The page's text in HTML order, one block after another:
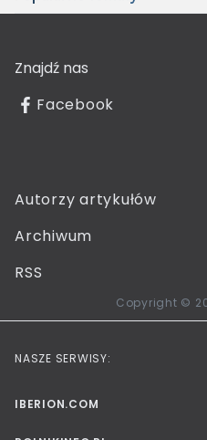
Znajdź nas
Facebook
Autorzy artykułów
Archiwum
RSS
Copyright ©
NASZE SERWISY:
IBERION.COM